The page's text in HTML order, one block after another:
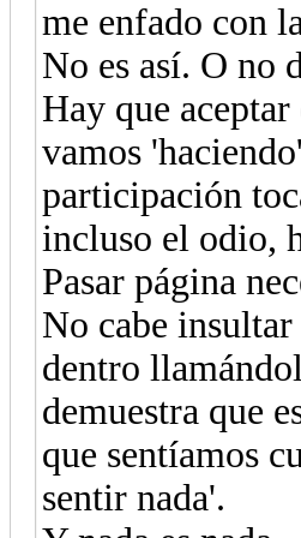
me enfado con
No es así. O no
Hay que
vamos
participación
incluso el odio,
Pasar página
No cabe
dentro
demuestra que
que sentíamos
sentir nada'.